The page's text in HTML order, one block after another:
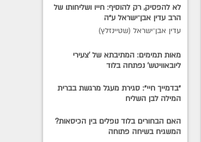
לא להפסיק, רק להוסיף: חייו ושליחותו של
הרב עדין אבן־ישראל ע״ה
עדין אבן־ישראל (שטיינזלץ)
מאות תמימים: המתיבתא של 'צעירי
ליובאוויטש' נפתחה בלוד
״בדמייך חיי״: סגירת מעגל מרגשת בברית
המילה לבן השליח
האם הבחורים בלוד נופלים בין הכיסאות?
המשגיח בשיחה פתוחה